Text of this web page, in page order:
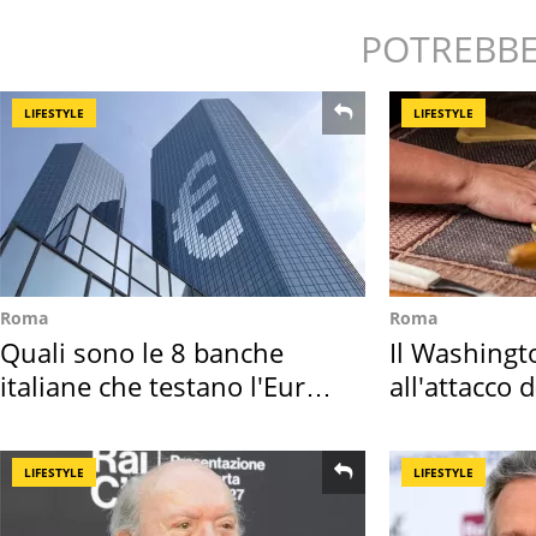
LIFESTYLE
Roma
Quali sono le 8 banche
italiane che testano l'Euro
LIFESTYLE
Roma
Il
all'attacco
LIFESTYLE LIFESTYLE